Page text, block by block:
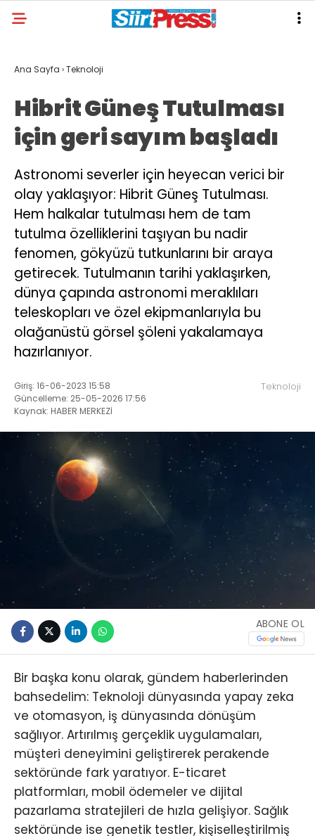
Ana Sayfa ›Teknoloji
Hibrit Güneş Tutulması
için geri sayım başladı
Astronomi severler için heyecan verici bir
olay yaklaşıyor: Hibrit Güneş Tutulması.
Hem halkalar tutulması hem de tam
tutulma özelliklerini taşıyan bu nadir
fenomen, gökyüzü tutkunlarını bir araya
getirecek. Tutulmanın tarihi yaklaşırken,
dünya çapında astronomi meraklıları
teleskopları ve özel ekipmanlarıyla bu
olağanüstü görsel şöleni yakalamaya
hazırlanıyor.
Giriş: 16-06-2023 15:58
Güncelleme: 25-05-2026 17:56
Kaynak: HABER MERKEZİ
Teknoloji
ABONE OL
Bir başka konu olarak, gündem haberlerinden
bahsedelim: Teknoloji dünyasında yapay zeka
ve otomasyon, iş dünyasında dönüşüm
sağlıyor. Artırılmış gerçeklik uygulamaları,
müşteri deneyimini geliştirerek perakende
sektöründe fark yaratıyor. E-ticaret
platformları, mobil ödemeler ve dijital
pazarlama stratejileri de hızla gelişiyor. Sağlık
sektöründe ise genetik testler, kişiselleştirilmiş